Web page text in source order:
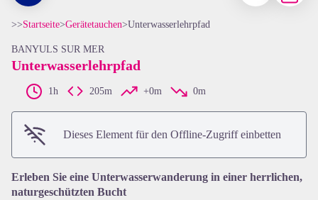
View picture in full screen
>>Startseite>Gerätetauchen>Unterwasserlehrpfad
BANYULS SUR MER
Unterwasserlehrpfad
1h 205m +0m 0m
Dieses Element für den Offline-Zugriff einbetten
Erleben Sie eine Unterwasserwanderung in einer herrlichen,
naturgeschützten Bucht